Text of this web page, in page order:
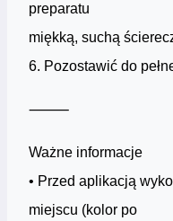
preparatu
miękką, suchą
6. Pozostawić do
⸻
Ważne informacje
• Przed aplikacją
miejscu (kolor po